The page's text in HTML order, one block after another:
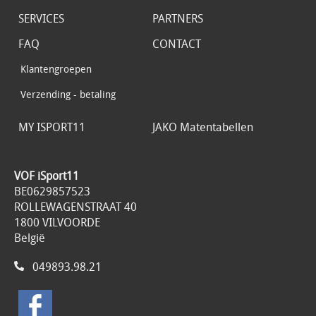
SERVICES
PARTNERS
FAQ
Klantengroepen
Verzending - betaling
CONTACT
MY ISPORT11 JAKO Matentabellen
VOF iSport11
BE0629857523
ROLLEWAGENSTRAAT 40
1800 VILVOORDE
België
049893.98.21